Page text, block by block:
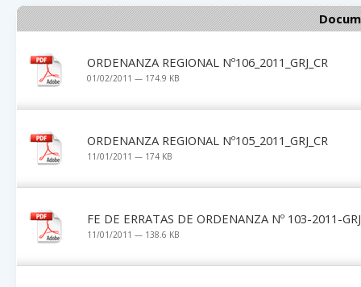
ORDENANZA REGIONAL Nº106_2011_GRJ_CR
01/02/2011 — 174.9 KB
ORDENANZA REGIONAL Nº105_2011_GRJ_CR
11/01/2011 — 174 KB
FE DE ERRATAS DE ORDENANZA Nº 103-2011-
11/01/2011 — 138.6 KB